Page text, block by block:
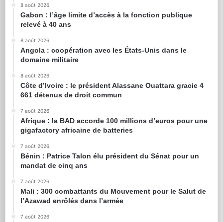
8 août 2026
Gabon : l’âge limite d’accès à la fonction publique
relevé à 40 ans
8 août 2026
Angola : coopération avec les États-Unis dans le
domaine militaire
8 août 2026
Côte d’Ivoire : le président Alassane Ouattara gracie 4
661 détenus de droit commun
7 août 2026
Afrique : la BAD accorde 100 millions d’euros pour une
gigafactory africaine de batteries
7 août 2026
Bénin : Patrice Talon élu président du Sénat pour un
mandat de cinq ans
7 août 2026
Mali : 300 combattants du Mouvement pour le Salut de
l’Azawad enrôlés dans l’armée
7 août 2026